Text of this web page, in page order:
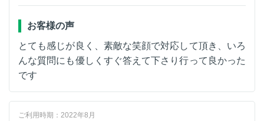
お客様の声
とても感じが良く、素敵な笑顔で対応して頂き、いろ
んな質問にも優しくすぐ答えて下さり行って良かった
です
ご利用時期：2022年8月